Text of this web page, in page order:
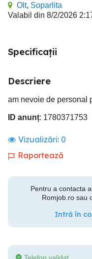
Olt, Soparlita
Valabil din 8/2/2026
Specificații
Descriere
am nevoie de personal
ID anunț: 1780371753
Vizualizări: 0
Raportează
Pentru a contacta
Romjob.ro sau
Intră în